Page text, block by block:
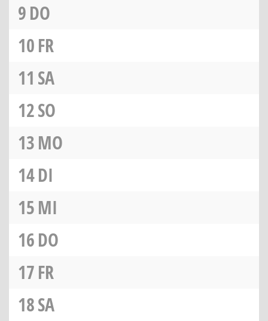
9DO
10FR
11 SA
12SO
13MO
14DI
15MI
16DO
17FR
18SA